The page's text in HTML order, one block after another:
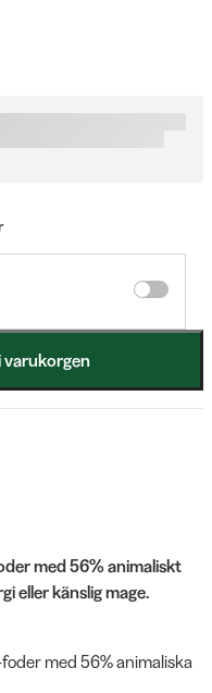
varukorgen
med 56% animaliskt
eller känslig mage.
med 56% animaliska